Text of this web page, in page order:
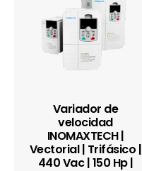
Variador de
velocidad
INOMAXTECH |
Vectorial | Trifásico |
440 Vac | 150 Hp |